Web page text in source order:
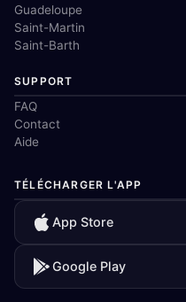
Guadeloupe
Saint-Martin
Saint-Barth
SUPPORT
FAQ
Contact
Aide
TÉLÉCHARGER L'APP
App Store
Google Play